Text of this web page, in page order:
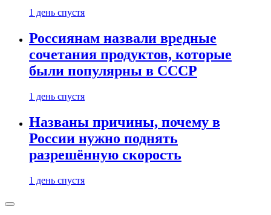
1 день спустя
Россиянам назвали вредные
сочетания продуктов, которые
были популярны в СССР
1 день спустя
Названы причины, почему в
России нужно поднять
разрешённую скорость
1 день спустя